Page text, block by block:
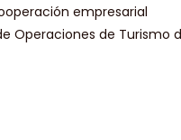
empresarial
de Turismo